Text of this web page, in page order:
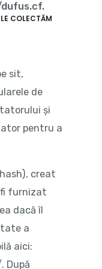
COLECTĂM
sit,
de
și
pentru a
creat
fi furnizat
dacă îl
a
aici:
După